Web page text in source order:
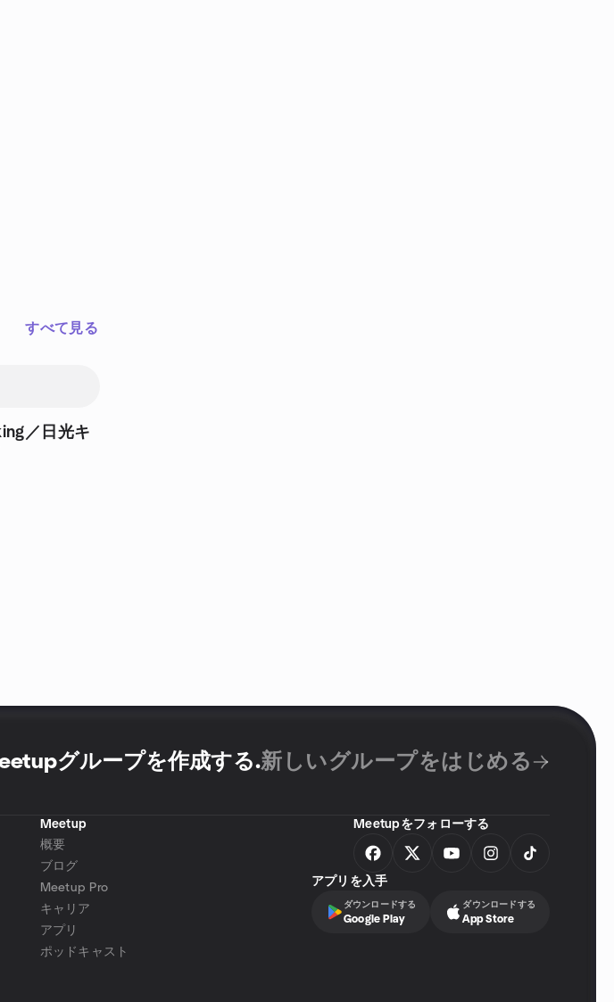
すべて見る
／日光キ
グループを作成する.新しいグループをはじめる
Meetup
概要
ブログ
Meetup Pro
キャリア
アプリ
ポッドキャスト
Meetupをフォローする
アプリを入手
ダウンロードする
Google Play
ダウンロードする
App Store